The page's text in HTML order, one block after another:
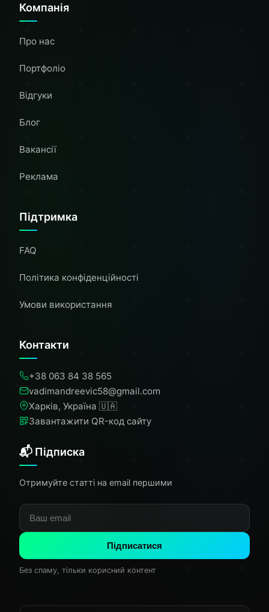
Компанія
Про нас
Портфоліо
Відгуки
Блог
Вакансії
Реклама
Підтримка
FAQ
Політика конфіденційності
Умови використання
Контакти
+38 063 84 38 565
vadimandreevic58@gmail.com
Харків, Україна 🇺🇦
Завантажити QR-код сайту
📬 Підписка
Отримуйте статті на email першими
Підписатися
Без спаму, тільки корисний контент